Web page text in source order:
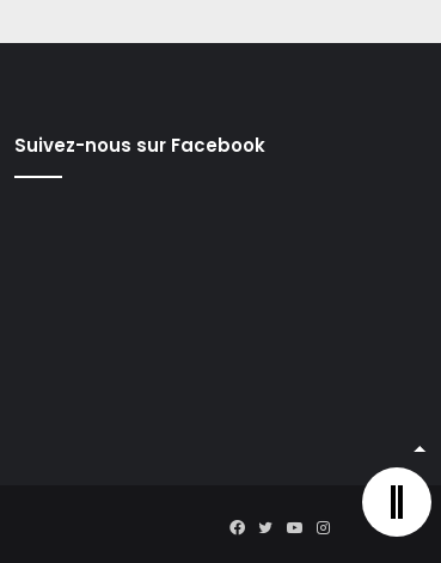
Suivez-nous sur Facebook
Facebook
TwitterYouTubeInstagram